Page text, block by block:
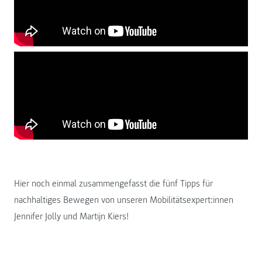
Hier noch einmal zusammengefasst die fünf Tipps für
nachhaltiges Bewegen von unseren Mobilitätsexpert:innen
Jennifer Jolly und Martijn Kiers!